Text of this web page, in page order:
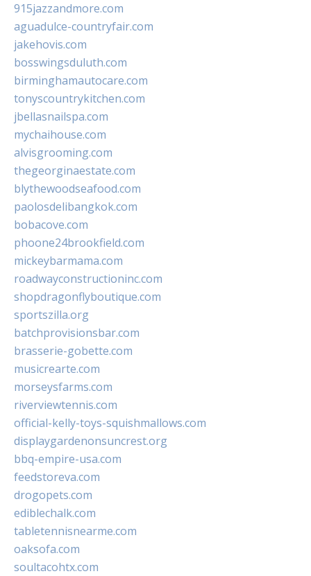
915jazzandmore.com
aguadulce-countryfair.com
jakehovis.com
bosswingsduluth.com
birminghamautocare.com
tonyscountrykitchen.com
jbellasnailspa.com
mychaihouse.com
alvisgrooming.com
thegeorginaestate.com
blythewoodseafood.com
paolosdelibangkok.com
bobacove.com
phoone24brookfield.com
mickeybarmama.com
roadwayconstructioninc.com
shopdragonflyboutique.com
sportszilla.org
batchprovisionsbar.com
brasserie-gobette.com
musicrearte.com
morseysfarms.com
riverviewtennis.com
official-kelly-toys-squishmallows.com
displaygardenonsuncrest.org
bbq-empire-usa.com
feedstoreva.com
drogopets.com
ediblechalk.com
tabletennisnearme.com
oaksofa.com
soultacohtx.com